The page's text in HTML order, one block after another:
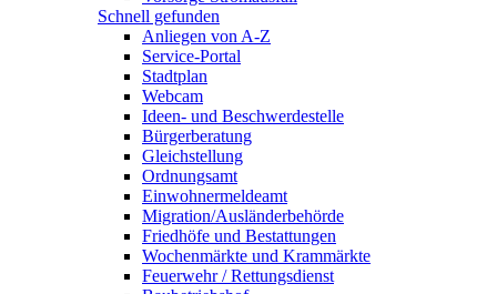
Schnell gefunden
Anliegen von A-Z
Service-Portal
Stadtplan
Webcam
Ideen- und Beschwerdestelle
Bürgerberatung
Gleichstellung
Ordnungsamt
Einwohnermeldeamt
Migration/Ausländerbehörde
Friedhöfe und Bestattungen
Wochenmärkte und Krammärkte
Feuerwehr / Rettungsdienst